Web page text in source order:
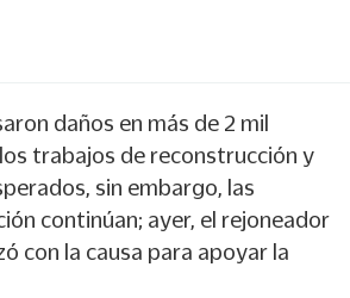
daños en más de 2 mil
trabajos de reconstrucción y
sin embargo, las
continúan; ayer, el rejoneador
con la causa para apoyar la